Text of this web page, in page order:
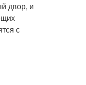
двор, и
с